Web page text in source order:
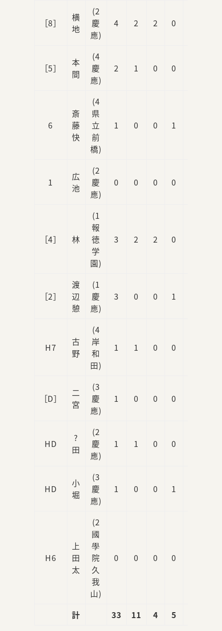
［8］
横
地
(2
慶
應)
4 2 2 0
［5］
本
間
(4
慶
應)
2 1 0 0
6
斎
藤
快
(4
県
立
前
橋)
1 0 0 1
1
広
池
(2
慶
應)
0 0 0 0
［4］ 林
(1
報
徳
学
園)
3 2 2 0
［2］
渡
辺
憩
(1
慶
應)
3 0 0 1
H7
古
野
(4
岸
和
田)
1 1 0 0
［D］
二
宮
(3
慶
應)
1 0 0 0
HD
?
田
(2
慶
應)
1 1 0 0
HD
小
堀
(3
慶
應)
1 0 0 1
H6
上
田
太
(2
國
學
院
久
我
山)
0 0 0 0
計 33 11 4 5